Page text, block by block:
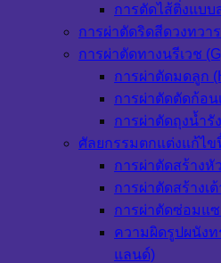
การตัดไส้ติ่งแบบ
การผ่าตัดริดสีดวงทวา
การผ่าตัดทางนรีเวช
การผ่าตัดมดลูก
การผ่าตัดตัดก้อ
การผ่าตัดถุงน้ำรั
ศัลยกรรมตกแต่งแก้ไข
การผ่าตัดสร้างหั
การผ่าตัดสร้างเ
การผ่าตัดซ่อมแ
ความผิดรูปผนังท
แลนด์)